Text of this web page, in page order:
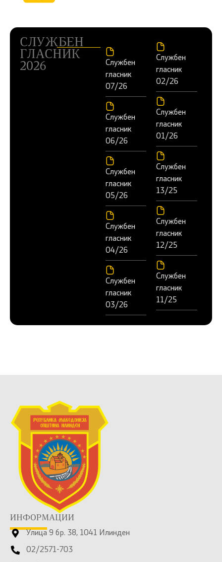
СЛУЖБЕН
ГЛАСНИК
2026
Службен
гласник
07/26
Службен
гласник
06/26
Службен
гласник
05/26
Службен
гласник
04/26
Службен
гласник
03/26
Службен
гласник
02/26
Службен
гласник
01/26
Службен
гласник
13/25
Службен
гласник
12/25
Службен
гласник
11/25
ИНФОРМАЦИИ
Улица 9 бр. 38, 1041 Илинден
02/2571-703